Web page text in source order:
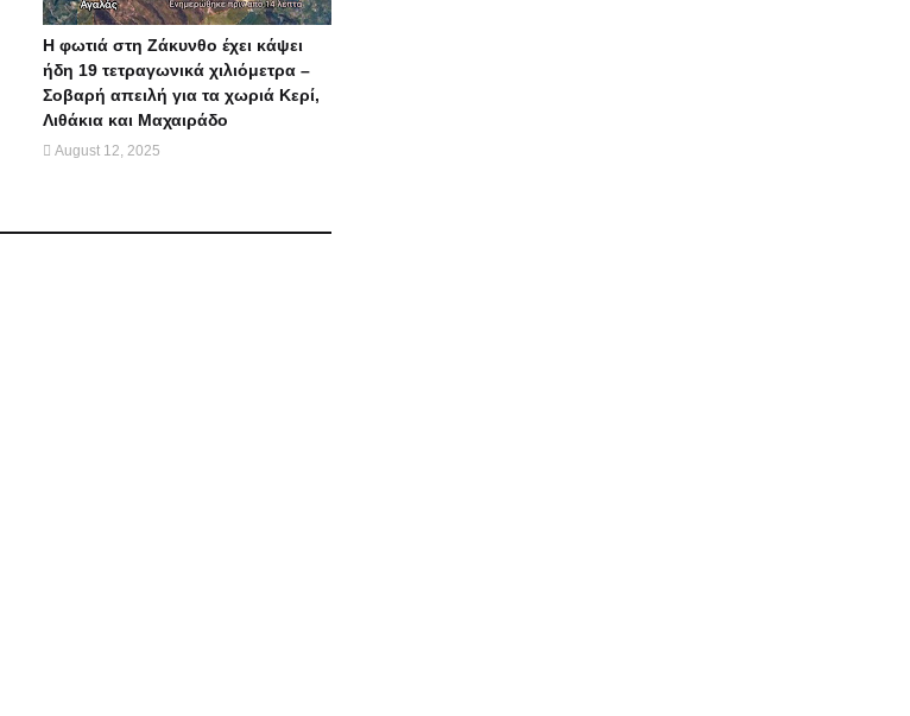
Η φωτιά στη Ζάκυνθο έχει κάψει
ήδη 19 τετραγωνικά χιλιόμετρα –
Σοβαρή απειλή για τα χωριά Κερί,
Λιθάκια και Μαχαιράδο
August 12, 2025